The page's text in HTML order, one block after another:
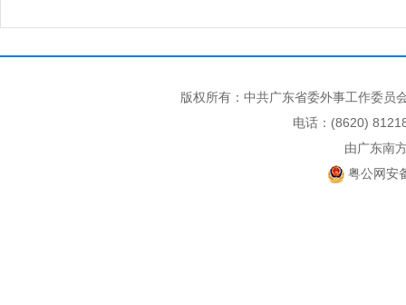
版权所有：中共广东省委外事工作委
电话：(8620)
由广东南
粤公网安